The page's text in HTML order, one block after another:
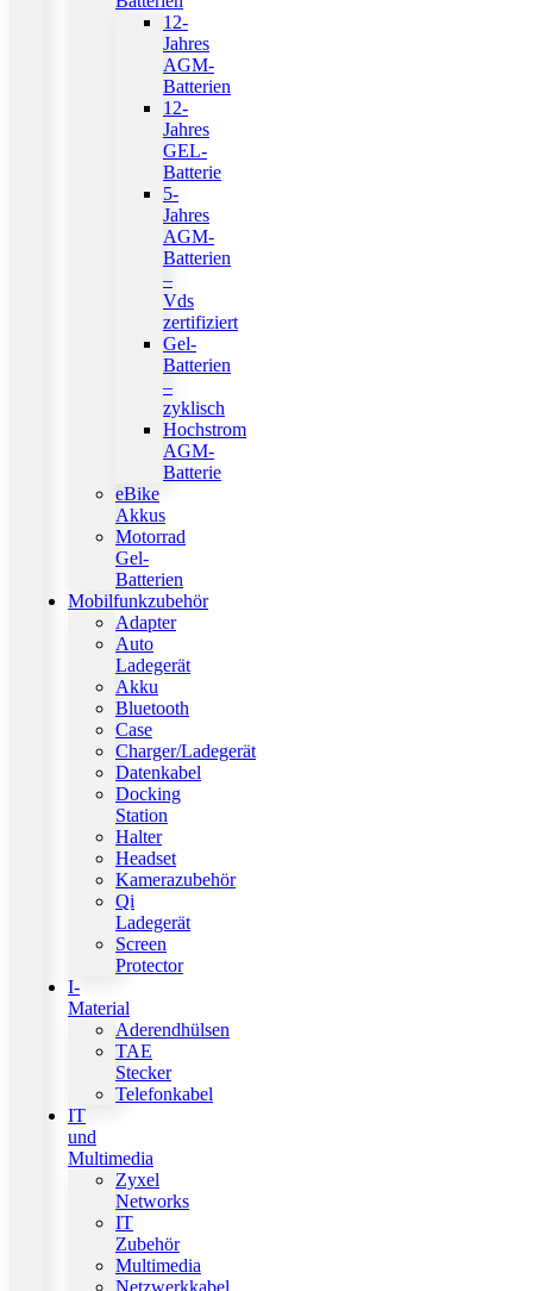
12-
Jahres
AGM-
Batterien
12-
Jahres
GEL-
Batterie
5-
Jahres
AGM-
Batterien
–
Vds
zertifiziert
Gel-
Batterien
–
zyklisch
Hochstrom
AGM-
Batterie
eBike
Akkus
Motorrad
Gel-
Batterien
Mobilfunkzubehör
Adapter
Auto
Ladegerät
Akku
Bluetooth
Case
Charger/Ladegerät
Datenkabel
Docking
Station
Halter
Headset
Kamerazubehör
Qi
Ladegerät
Screen
Protector
I-
Material
Aderendhülsen
TAE
Stecker
Telefonkabel
IT
und
Multimedia
Zyxel
Networks
IT
Zubehör
Multimedia
Netzwerkkabel